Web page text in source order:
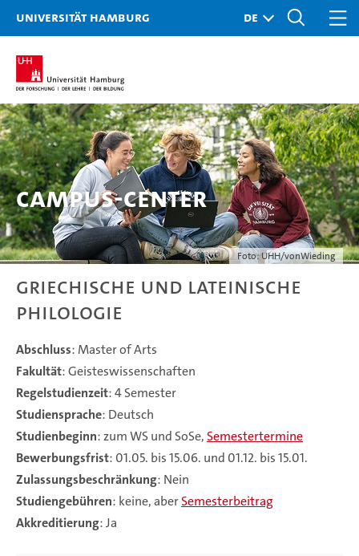
Universität Hamburg
Foto: UHH/vonWieding
Campus-Center
Griechische und Lateinische
Philologie
Abschluss: Master of Arts
Fakultät: Geisteswissenschaften
Regelstudienzeit: 4 Semester
Studiensprache: Deutsch
Studienbeginn: zum WS und SoSe,Semestertermine
Bewerbungsfrist: 01.05. bis 15.06. und 01.12. bis 15.01.
Zulassungsbeschränkung: Nein
Studiengebühren: keine, aberSemesterbeitrag
Akkreditierung: Ja